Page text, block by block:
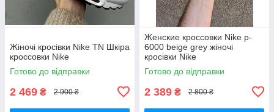
Жіночі кросівки Nike TN Шкіра
кроссовки Nike
Готово до відправки
2 469 ₴ 2 900 ₴
Женские кроссовки Nike p-
6000 beige grey жіночі
кросівки Nike
Готово до відправки
2 389 ₴ 2 800 ₴